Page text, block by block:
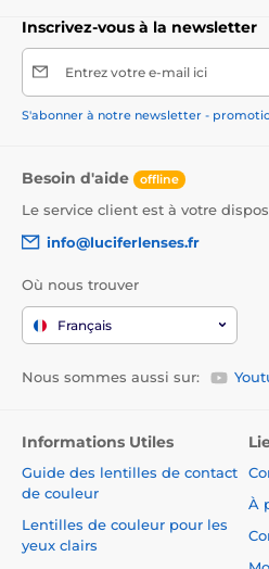
Inscrivez-vous à la newsletter
Entrez votre e-mail ici
S'abonner à notre newsletter -
Besoin d'aide offline
Le service client est à votre
info@luciferlenses.fr
Où nous trouver
Français
Nous sommes aussi sur:
Informations Utiles
Guide des lentilles de contact
de couleur
Lentilles de couleur pour les
yeux clairs
À